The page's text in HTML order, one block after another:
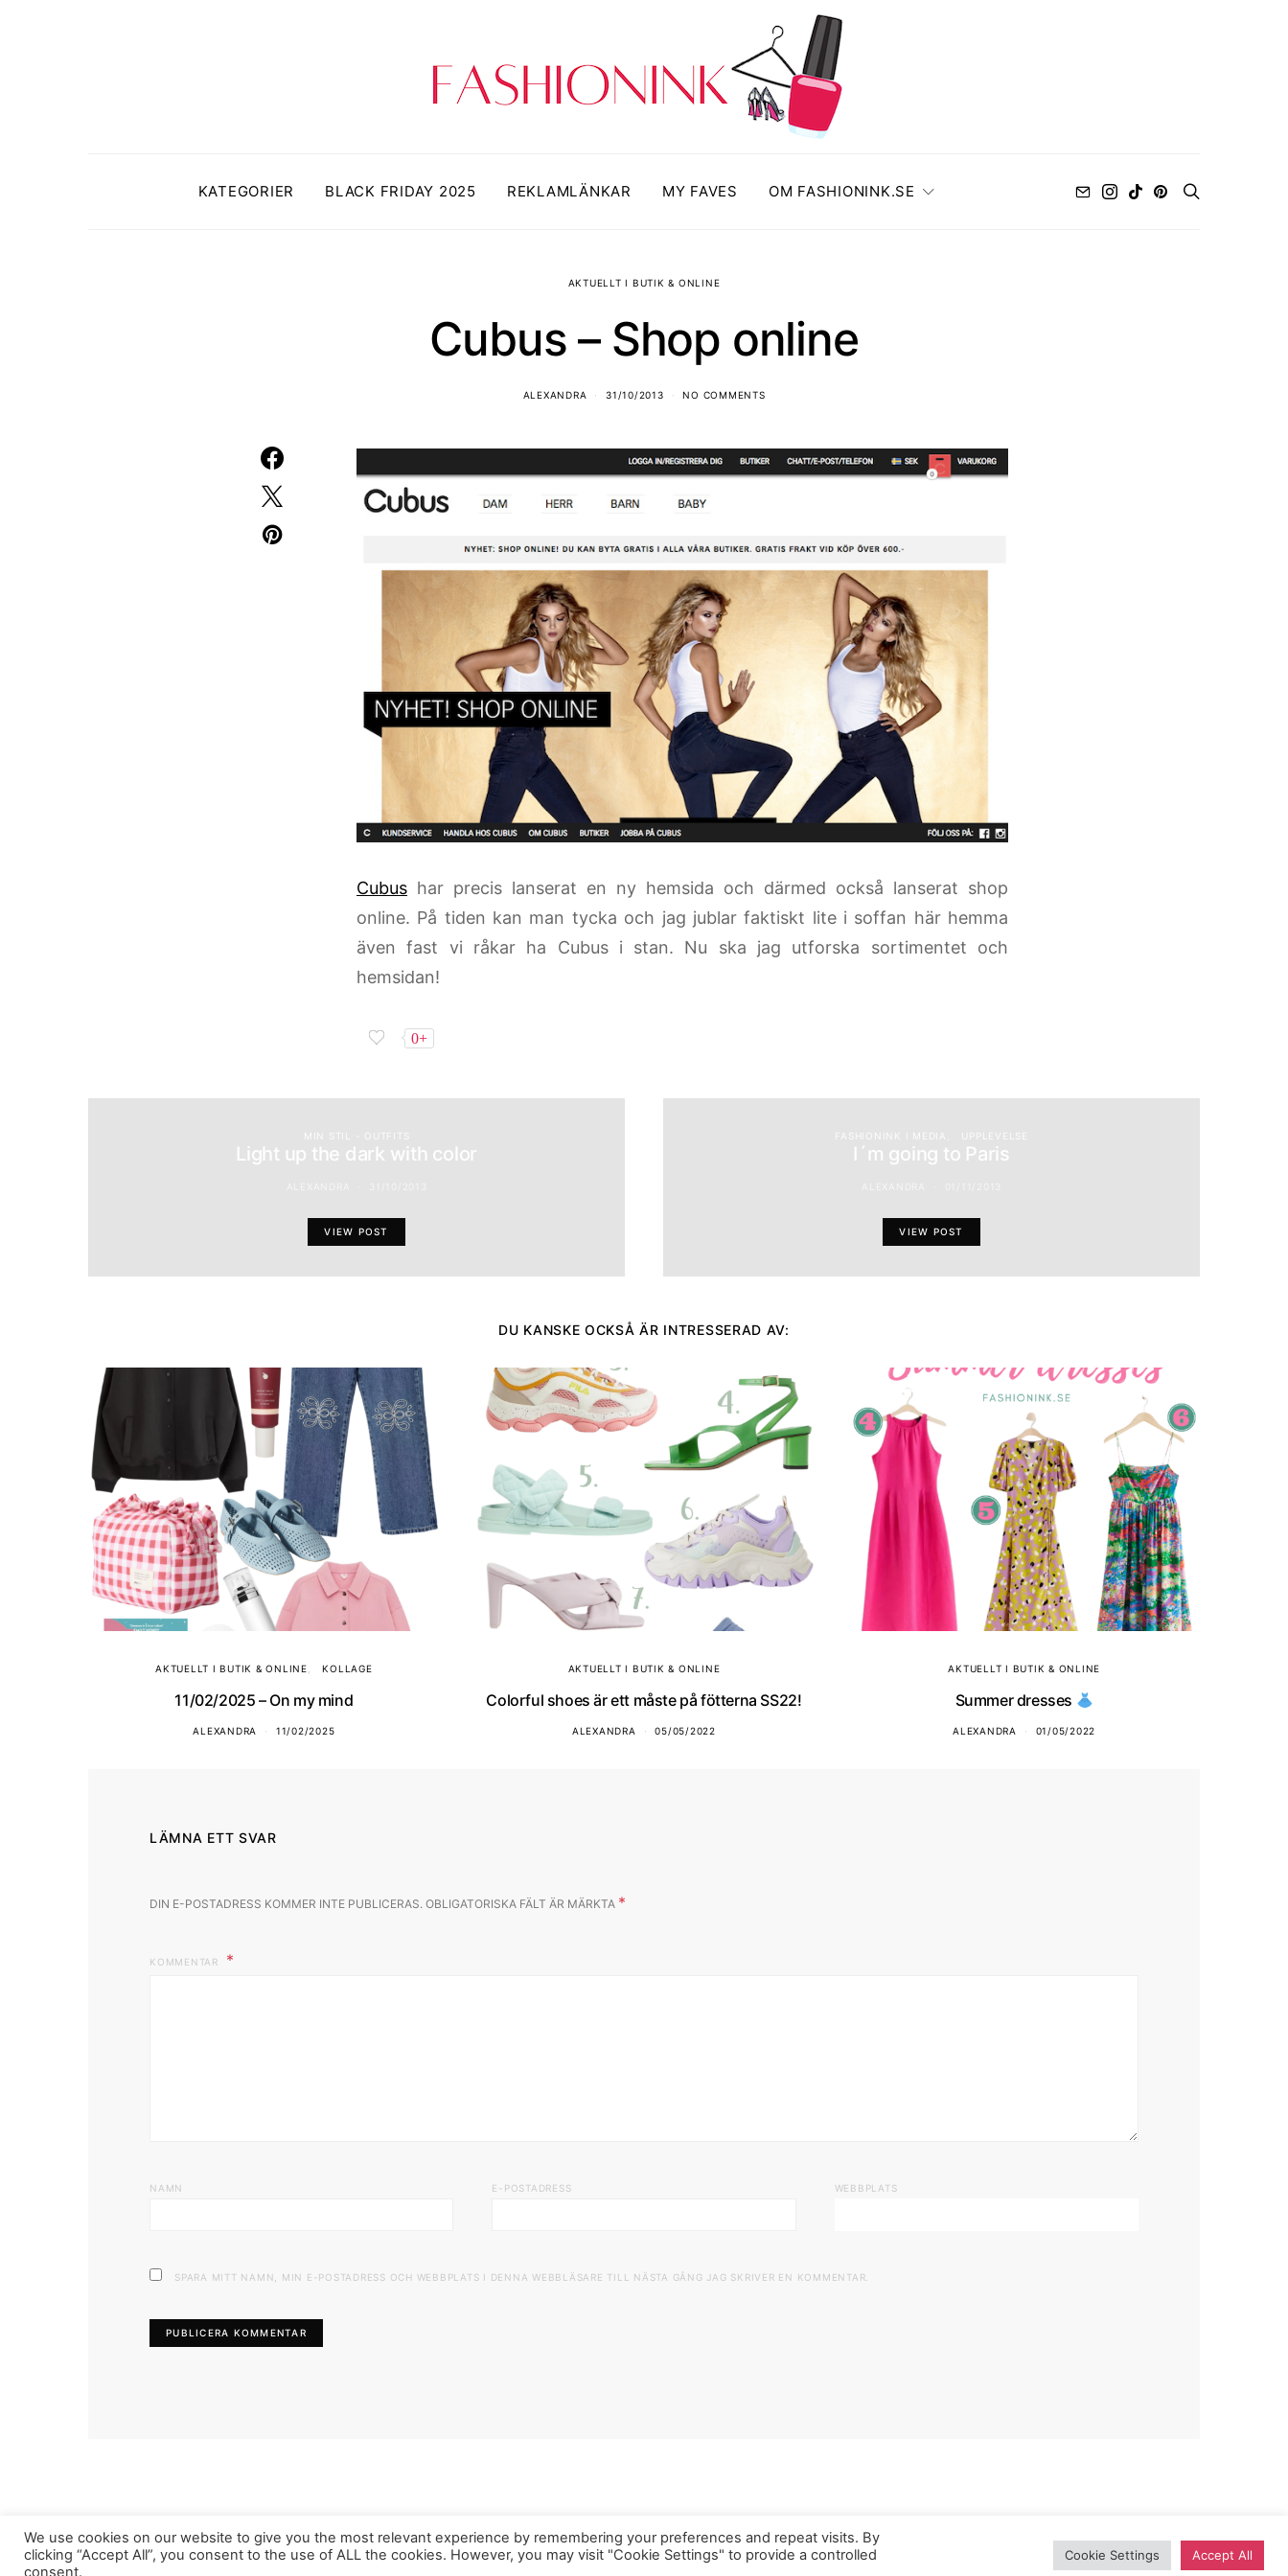
KATEGORIER BLACK FRIDAY 2025 REKLAMLÄNKAR MY FAVES OM FASHIONINK.SE
AKTUELLT I BUTIK & ONLINE
Cubus – Shop online
ALEXANDRA 31/10/2013 NO COMMENTS
Cubus har precis lanserat en ny hemsida och därmed också lanserat shop
online. På tiden kan man tycka och jag jublar faktiskt lite i soffan här hemma
även fast vi råkar ha Cubus i stan. Nu ska jag utforska sortimentet och
hemsidan!
0+
Light up the dark with color
VIEW POST
FASHIONINK I MEDIA
I´m going to Paris
VIEW POST
DU KANSKE OCKSÅ ÄR INTRESSERAD AV:
AKTUELLT I BUTIK & ONLINE KOLLAGE
11/02/2025 – On my mind
ALEXANDRA 11/02/2025
AKTUELLT I BUTIK & ONLINE
Colorful shoes är ett måste på fötterna SS22!
ALEXANDRA 05/05/2022
AKTUELLT I BUTIK & ONLINE
Summer dresses
ALEXANDRA 01/05/2022
LÄMNA ETT SVAR
DIN E-POSTADRESS KOMMER INTE PUBLICERAS. OBLIGATORISKA FÄLT ÄR MÄRKTA *
KOMMENTAR
NAMN E-POSTADRESS WEBBPLATS
SPARA MITT NAMN, MIN E-POSTADRESS OCH WEBBPLATS I DENNA WEBBLÄSARE TILL NÄSTA GÅNG JAG SKRIVER EN KOMMENTAR.
FASHIONINK.SE
We use cookies on our website to give you the most relevant experience by remembering your preferences and repeat visits. By
clicking “Accept All”, you consent to the use of ALL the cookies. However, you may visit "Cookie Settings" to provide a controlled
consent.
Cookie Settings Accept All